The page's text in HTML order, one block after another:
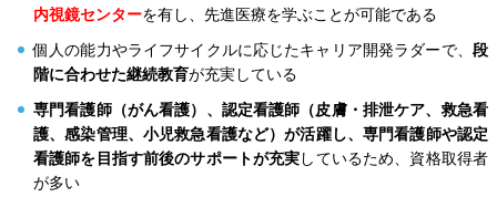
内視鏡センターを有し、先進医療を学ぶことが可能である
個人の能力やライフサイクルに応じたキャリア開発ラダーで、 段
階に合わせた継続教育が充実している
専門看護師（がん看護）、認定看護師（皮膚・排泄ケア、救急看
護、感染管理、小児救急看護など）が活躍し、 専門看護師や認定
看護師を目指す前後のサポートが充実しているため、資格取得者
が多い